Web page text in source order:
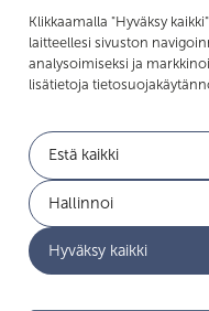
Klikkaamalla "Hyväksy
laitteellesi sivuston
analysoimiseksi ja
lisätietoja
Estä kaikki
Hallinnoi
Hyväksy kaikki
Pikalinkit
Jäsenyys
Työelämän palvelut
Ajankohtaista